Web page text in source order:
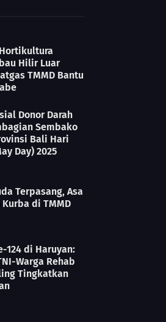
Hilir Luar
TMMD Bantu
Donor Darah
Sembako
Bali Hari
Day) 2025
Terpasang, Asa
di TMMD
124 di Haruyan:
Warga Rehab
Tingkatkan